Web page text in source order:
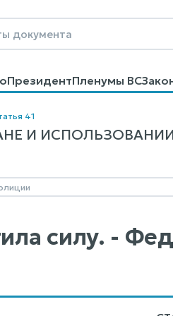
ПрезидентПленумы ВС
ПомощьПоиск
41
И
силу. -